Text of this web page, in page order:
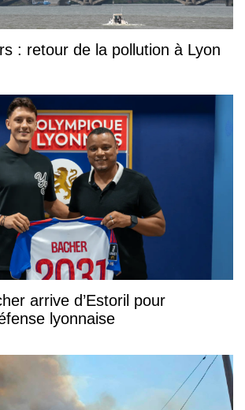
: retour de la pollution à Lyon
arrive d’Estoril pour
lyonnaise